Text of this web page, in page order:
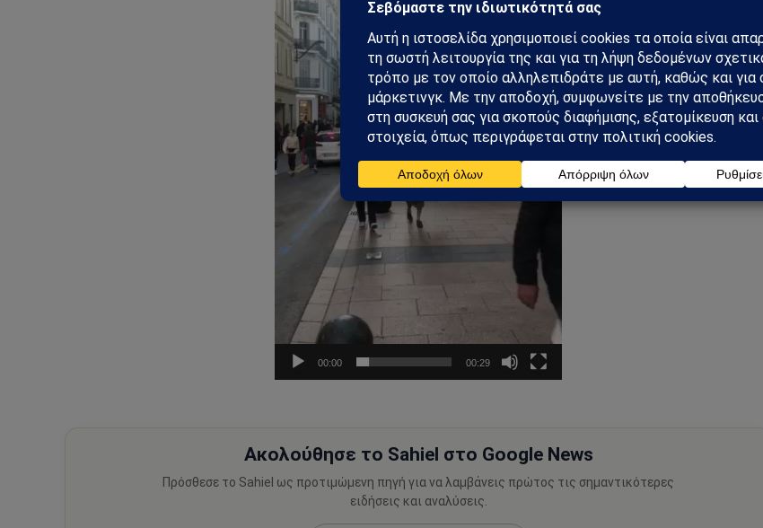
00:00 00:29
Ακολούθησε το Sahiel στο Google News
Πρόσθεσε το Sahiel ως προτιμώμενη πηγή για να λαμβάνεις πρώτος τις σημαντικότερες
ειδήσεις και αναλύσεις.